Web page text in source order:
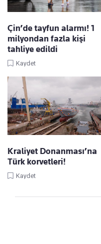
Çin’de tayfun alarmı! 1
milyondan fazla kişi
tahliye edildi
Kaydet
Kraliyet Donanması’na
Türk korvetleri!
Kaydet